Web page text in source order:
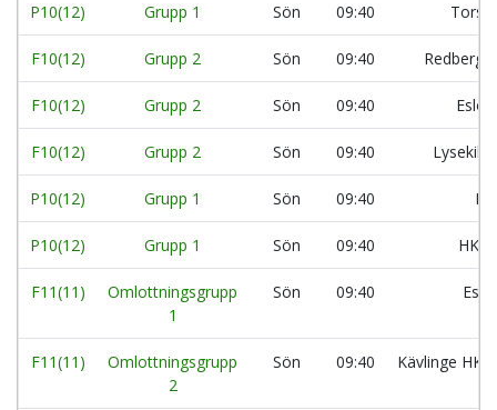
P10(12) Grupp 1 Sön 09:40
F10(12) Grupp 2 Sön 09:40
F10(12) Grupp 2 Sön 09:40
F10(12) Grupp 2 Sön 09:40 Lysekils
P10(12) Grupp 1 Sön 09:40
P10(12) Grupp 1 Sön 09:40 HK
F11(11)
Omlottningsgrupp
1
Sön 09:40
F11(11)
Omlottningsgrupp
2
Sön 09:40 Kävlinge